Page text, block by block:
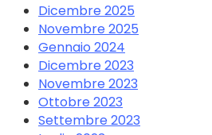
Dicembre 2025
Novembre 2025
Gennaio 2024
Dicembre 2023
Novembre 2023
Ottobre 2023
Settembre 2023